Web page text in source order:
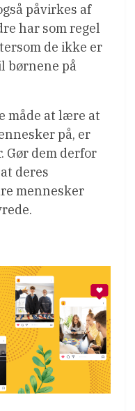
påvirkes af
har som regel
de ikke er
børnene på
måde at lære at
på, er
Gør dem derfor
deres
mennesker